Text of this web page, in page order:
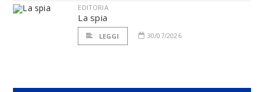
EDITORIA
La spia
LEGGI 30/07/2026